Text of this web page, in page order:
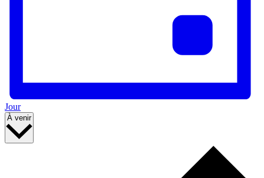
Jour
À venir Sélectionnez